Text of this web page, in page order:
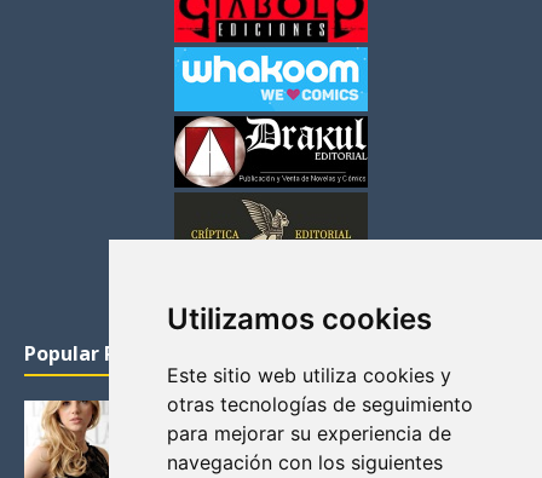
Utilizamos cookies
Este sitio web utiliza cookies y
otras tecnologías de seguimiento
para mejorar su experiencia de
navegación con los siguientes
Popular Posts
KATHERYN WINNICK: LA ACTRIZ MAS GUAPA DE
VIKINGOS
Junio 14, 2013